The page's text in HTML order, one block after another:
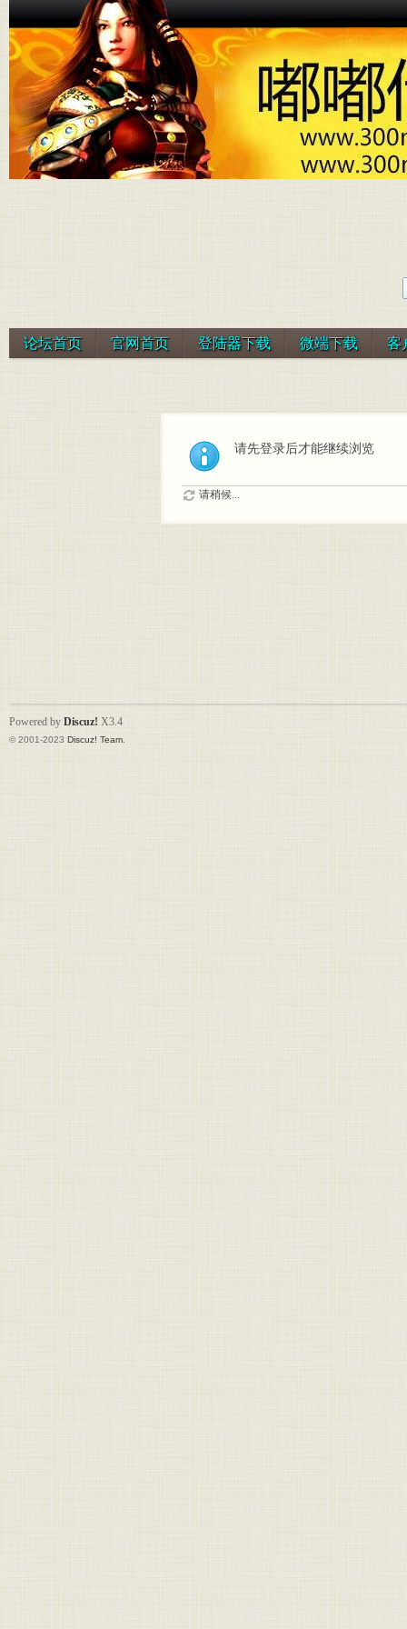
论坛首页 官网首页 登陆器下载 微端下载 客
请先登录后才能继续浏览
请稍候...
Powered by Discuz! X3.4
© 2001-2023 Discuz! Team